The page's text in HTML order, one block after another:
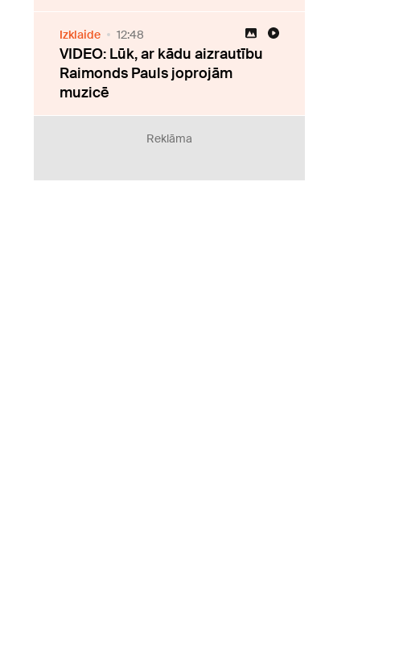
Izklaide 12:48
VIDEO: Lūk, ar kādu aizrautību
Raimonds Pauls joprojām
muzicē
Reklāma